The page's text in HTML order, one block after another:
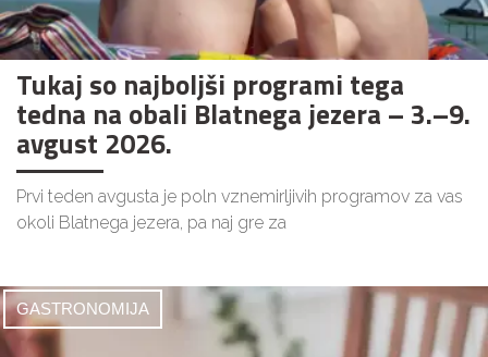
Tukaj so najboljši programi tega
tedna na obali Blatnega jezera – 3.–9.
avgust 2026.
Prvi teden avgusta je poln vznemirljivih programov za vas
okoli Blatnega jezera, pa naj gre za
GASTRONOMIJA